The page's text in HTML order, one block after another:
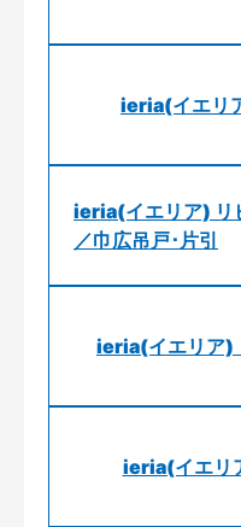
ieria(イエリ
ieria(イエリア) リ
／巾広吊戸･片引
ieria(イエリア)
ieria(イエリ